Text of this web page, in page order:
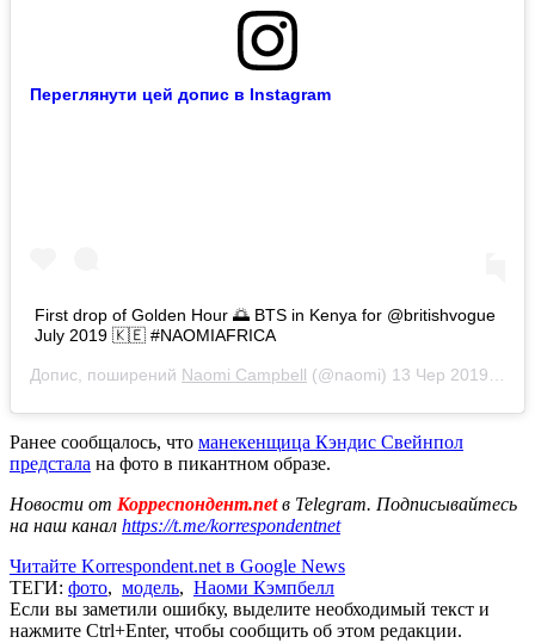
Переглянути цей допис в Instagram
First drop of Golden Hour 🌅 BTS in Kenya for @britishvogue
July 2019 🇰🇪 #NAOMIAFRICA
Допис, поширений Naomi Campbell (@naomi) 13 Чер 2019 р. о 9:01 PDT
Ранее сообщалось, что манекенщица Кэндис Свейнпол
предстала на фото в пикантном образе.
Новости от Корреспондент.netв Telegram. Подписывайтесь
на наш канал https://t.me/korrespondentnet
Читайте Korrespondent.net в Google News
ТЕГИ: фото, модель, Наоми Кэмпбелл
Если вы заметили ошибку, выделите необходимый текст и
нажмите Ctrl+Enter, чтобы сообщить об этом редакции.